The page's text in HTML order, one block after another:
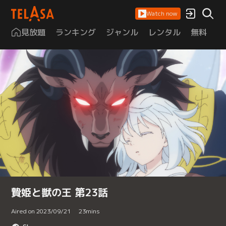
Watch now
見放題 ランキング ジャンル レンタル 無料
贄姫と獣の王 第23話
Aired on 2023/09/21 23mins